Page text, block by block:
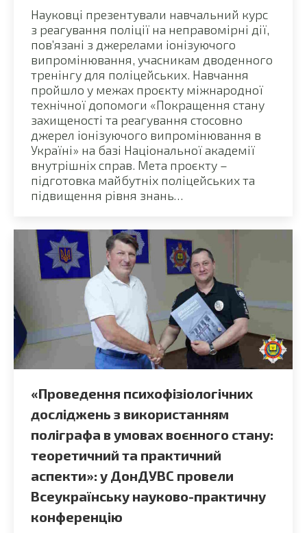
Науковці презентували навчальний курс
з реагування поліції на неправомірні дії,
пов’язані з джерелами іонізуючого
випромінювання, учасникам дводенного
тренінгу для поліцейських. Навчання
пройшло у межах проєкту міжнародної
технічної допомоги «Покращення стану
захищеності та реагування стосовно
джерел іонізуючого випромінювання в
Україні» на базі Національної академії
внутрішніх справ. Мета проєкту –
підготовка майбутніх поліцейських та
підвищення рівня знань…
«Проведення психофізіологічних
досліджень з використанням
поліграфа в умовах воєнного стану:
теоретичний та практичний
аспекти»: у ДонДУВС провели
Всеукраїнську науково-практичну
конференцію